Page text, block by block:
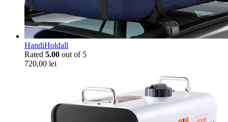
HandiHoldall
Rated 5.00 out of 5
720,00 lei